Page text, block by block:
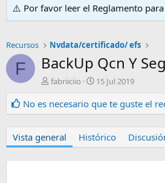
⚠️ Por favor leer el Reglamento
Recursos Nvdata/certificado/ efs
F BackUp Qcn Y
A
t
o
fabriiciio
F
c
h
d
e
15 Jul 2019
No es necesario que te guste el
Vista general Histórico